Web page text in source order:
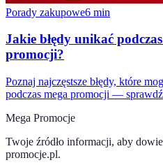
Porady zakupowe6 min
Jakie błędy unikać
promocji?
Poznaj najczęstsze błędy, które
podczas mega promocji —
Mega Promocje
Twoje źródło informacji, aby
promocje.pl.